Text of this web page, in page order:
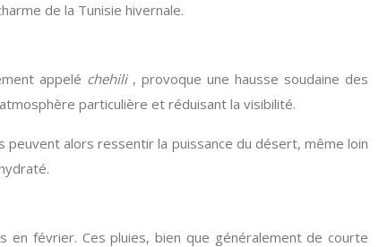
de la Tunisie hivernale.
appelé chehili , provoque une hausse soudaine des
particulière et réduisant la visibilité.
alors ressentir la puissance du désert, même loin
février. Ces pluies, bien que généralement de courte